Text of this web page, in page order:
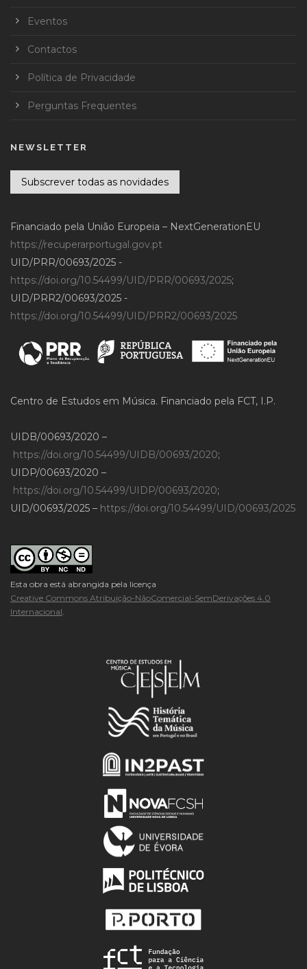
Eventos
Contactos
Política de Privacidade
Perguntas Frequentes
NEWSLETTER
Subscrever todas as novidades
Financiado pela União Europeia – NextGenerationEU
https://recuperarportugal.gov.pt
UID/PRR/00693/2025 -
https://doi.org/10.54499/UID/PRR/00693/2025;
UID/PRR2/00693/2025 -
https://doi.org/10.54499/UID/PRR2/00693/2025
Centro de Estudos em Música. Financiado pela FCT, I.P.
UIDB/00693/2020 –
https://doi.org/10.54499/UIDB/00693/2020;
UIDP/00693/2020 –
https://doi.org/10.54499/UIDP/00693/2020;
UID/00693/2025 – https://doi.org/10.54499/UID/00693/2025
Esta obra está abrangida pela licença
Creative Commons Atribuição-NãoComercial-SemDerivações 4.0
Internacional